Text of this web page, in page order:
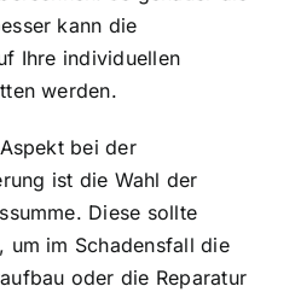
kann die
Ihre individuellen
werden.
bei der
ist die Wahl der
. Diese sollte
um im Schadensfall die
oder die Reparatur